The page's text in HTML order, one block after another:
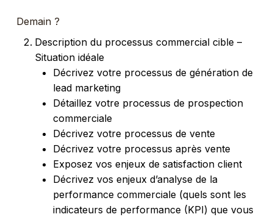
Demain ?
Description du processus commercial cible –
Situation idéale
Décrivez votre processus de génération de
lead marketing
Détaillez votre processus de prospection
commerciale
Décrivez votre processus de vente
Décrivez votre processus après vente
Exposez vos enjeux de satisfaction client
Décrivez vos enjeux d’analyse de la
performance commerciale (quels sont les
indicateurs de performance (KPI) que vous